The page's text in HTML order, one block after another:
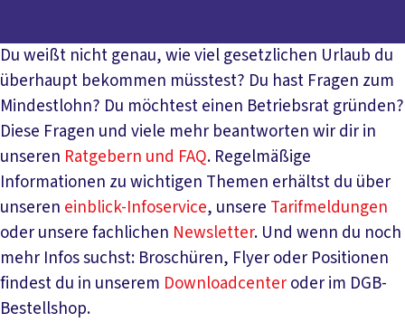
Du weißt nicht genau, wie viel gesetzlichen Urlaub du
überhaupt bekommen müsstest? Du hast Fragen zum
Mindestlohn? Du möchtest einen Betriebsrat gründen?
Diese Fragen und viele mehr beantworten wir dir in
unseren Ratgebern und FAQ. Regelmäßige
Informationen zu wichtigen Themen erhältst du über
unseren einblick-Infoservice, unsere Tarifmeldungen
oder unsere fachlichen Newsletter. Und wenn du noch
mehr Infos suchst: Broschüren, Flyer oder Positionen
findest du in unserem Downloadcenteroder im DGB-
Bestellshop.